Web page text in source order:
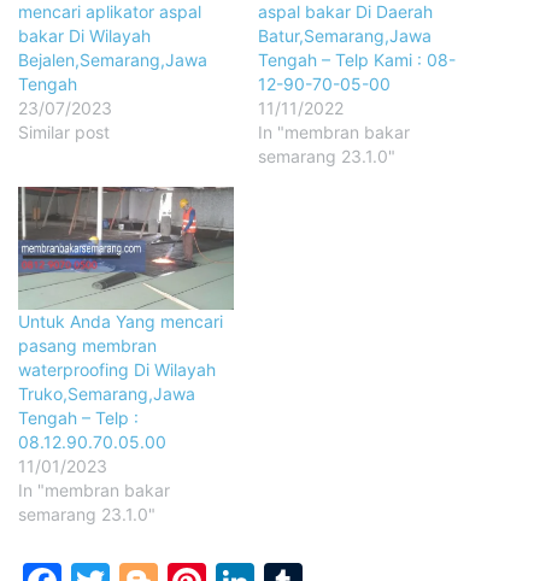
mencari aplikator aspal
bakar Di Wilayah
Bejalen,Semarang,Jawa
Tengah
23/07/2023
Similar post
aspal bakar Di Daerah
Batur,Semarang,Jawa
Tengah – Telp Kami : 08-
12-90-70-05-00
11/11/2022
In "membran bakar
semarang 23.1.0"
Untuk Anda Yang mencari
pasang membran
waterproofing Di Wilayah
Truko,Semarang,Jawa
Tengah – Telp :
08.12.90.70.05.00
11/01/2023
In "membran bakar
semarang 23.1.0"